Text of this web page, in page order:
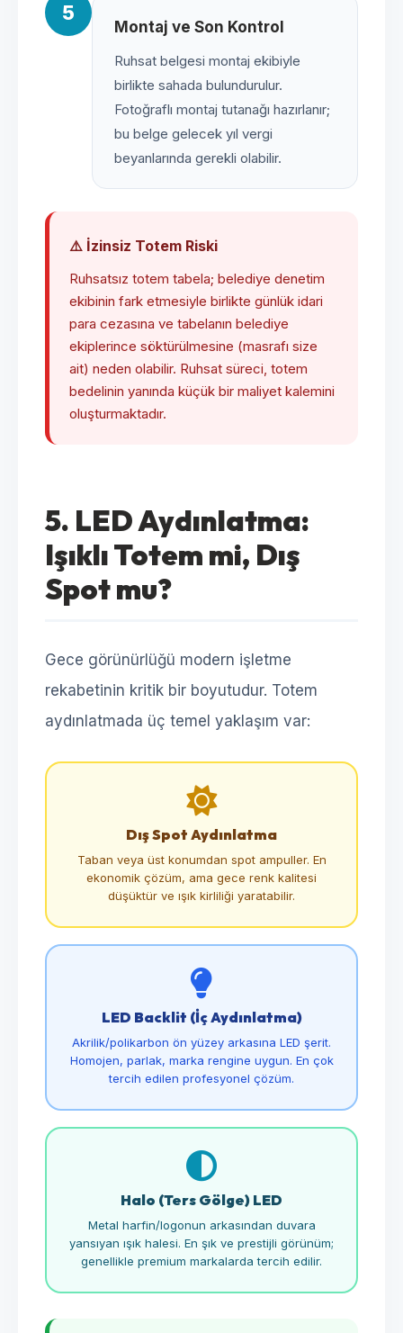
5
Montaj ve Son Kontrol
Ruhsat belgesi montaj ekibiyle
birlikte sahada bulundurulur.
Fotoğraflı montaj tutanağı hazırlanır;
bu belge gelecek yıl vergi
beyanlarında gerekli olabilir.
⚠️ İzinsiz Totem Riski
Ruhsatsız totem tabela; belediye denetim
ekibinin fark etmesiyle birlikte günlük idari
para cezasına ve tabelanın belediye
ekiplerince söktürülmesine (masrafı size
ait) neden olabilir. Ruhsat süreci, totem
bedelinin yanında küçük bir maliyet kalemini
oluşturmaktadır.
5. LED Aydınlatma:
Işıklı Totem mi, Dış
Spot mu?
Gece görünürlüğü modern işletme
rekabetinin kritik bir boyutudur. Totem
aydınlatmada üç temel yaklaşım var:
Dış Spot Aydınlatma
Taban veya üst konumdan spot ampuller. En
ekonomik çözüm, ama gece renk kalitesi
düşüktür ve ışık kirliliği yaratabilir.
LED Backlit (İç Aydınlatma)
Akrilik/polikarbon ön yüzey arkasına LED şerit.
Homojen, parlak, marka rengine uygun. En çok
tercih edilen profesyonel çözüm.
Halo (Ters Gölge) LED
Metal harfin/logonun arkasından duvara
yansıyan ışık halesi. En şık ve prestijli görünüm;
genellikle premium markalarda tercih edilir.